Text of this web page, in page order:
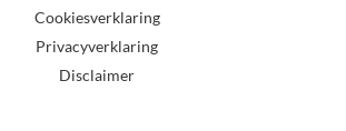
Cookiesverklaring
Privacyverklaring
Disclaimer